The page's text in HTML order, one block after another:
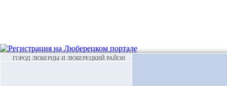
ГОРОД ЛЮБЕРЦЫ И ЛЮБЕРЕЦКИЙ РАЙОН